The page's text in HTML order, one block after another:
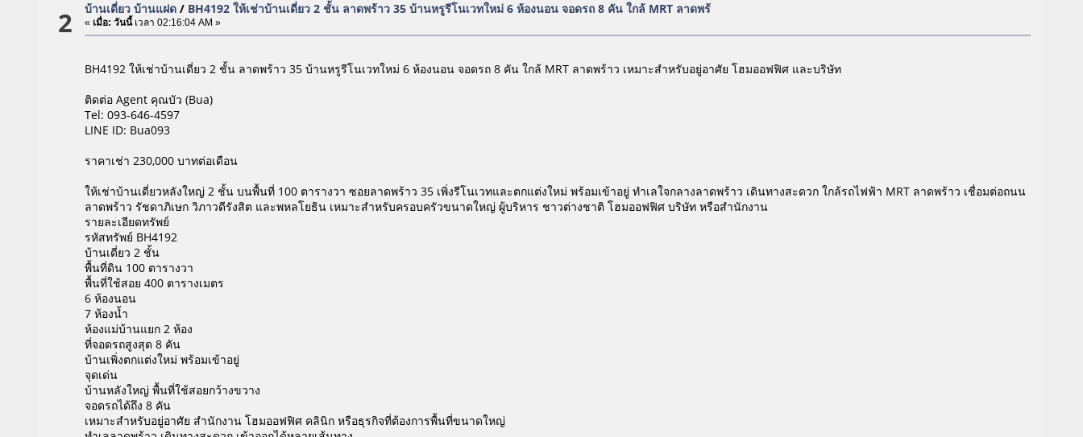
2 บ้านเดี่ยว บ้านแฝด/ BH4192 ให้เช่าบ้านเดี่ยว 2 ชั้น ลาดพร้าว 35 บ้านหรูรีโนเวทใหม่ 6 ห้องนอน จอดรถ 8 คัน ใกล้ MRT ลาดพร้
« เมื่อ: วันนี้เวลา 02:16:04 AM »
BH4192 ให้เช่าบ้านเดี่ยว 2 ชั้น ลาดพร้าว 35 บ้านหรูรีโนเวทใหม่ 6 ห้องนอน จอดรถ 8 คัน ใกล้ MRT ลาดพร้าว เหมาะสำหรับอยู่อาศัย โฮมออฟฟิศ และบริษัท
ติดต่อ Agent คุณบัว (Bua)
Tel: 093-646-4597
LINE ID: Bua093
ราคาเช่า 230,000 บาทต่อเดือน
ให้เช่าบ้านเดี่ยวหลังใหญ่ 2 ชั้น บนพื้นที่ 100 ตารางวา ซอยลาดพร้าว 35 เพิ่งรีโนเวทและตกแต่งใหม่ พร้อมเข้าอยู่ ทำเลใจกลางลาดพร้าว เดินทางสะดวก ใกล้รถไฟฟ้า MRT ลาดพร้าว เชื่อมต่อถนน
ลาดพร้าว รัชดาภิเษก วิภาวดีรังสิต และพหลโยธิน เหมาะสำหรับครอบครัวขนาดใหญ่ ผู้บริหาร ชาวต่างชาติ โฮมออฟฟิศ บริษัท หรือสำนักงาน
รายละเอียดทรัพย์
รหัสทรัพย์ BH4192
บ้านเดี่ยว 2 ชั้น
พื้นที่ดิน 100 ตารางวา
พื้นที่ใช้สอย 400 ตารางเมตร
6 ห้องนอน
7 ห้องน้ำ
ห้องแม่บ้านแยก 2 ห้อง
ที่จอดรถสูงสุด 8 คัน
บ้านเพิ่งตกแต่งใหม่ พร้อมเข้าอยู่
จุดเด่น
บ้านหลังใหญ่ พื้นที่ใช้สอยกว้างขวาง
จอดรถได้ถึง 8 คัน
เหมาะสำหรับอยู่อาศัย สำนักงาน โฮมออฟฟิศ คลินิก หรือธุรกิจที่ต้องการพื้นที่ขนาดใหญ่